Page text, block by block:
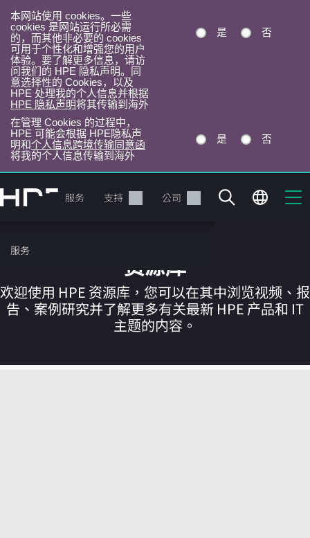
本网站使用 cookies。一些
cookies 是网站运行所必需
的，而其他非必要的 cookies
可用于个性化和增强您的用户
体验。要了解更多信息，请访
问我们的 HPE 隐私声明。同
意选择性的 Cookies，以及
HPE 处理我的个人信息并根据
HPE 隐私声明将其传输到海外
是 否
在管理 Cookies 的过程中，
HPE 可能会根据 HPE隐私声
明和个人信息跨境传输同意函
将我的个人信息传输到海外
是 否
转
到
目
录
产品 服务 支持 公司
服务
您的购物车目前是空的
资源库
欢迎使用 HPE 资源库，您可以在其中浏览视频、报
告、案例研究并了解更多有关最新 HPE 产品和 IT
主题的内容。